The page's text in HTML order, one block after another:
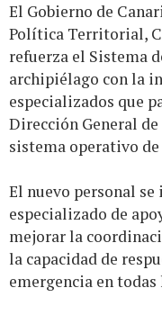
El Gobierno de
Política Territorial,
refuerza el Sistema
archipiélago con la
especializados que
Dirección General
sistema operativo de
El nuevo personal
especializado de
mejorar la
la capacidad de
emergencia en todas